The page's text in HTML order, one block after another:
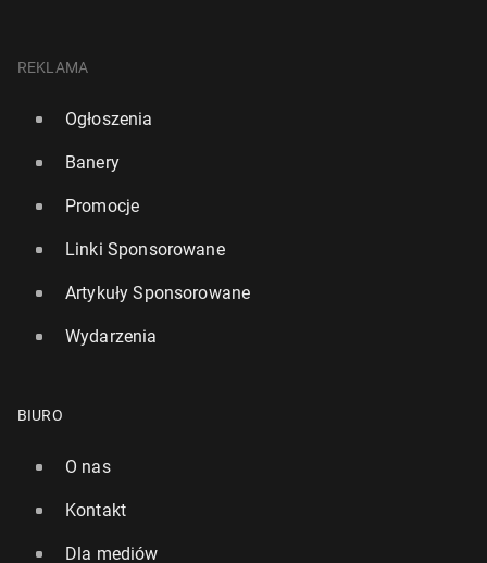
REKLAMA
Ogłoszenia
Banery
Promocje
Linki Sponsorowane
Artykuły Sponsorowane
Wydarzenia
BIURO
O nas
Kontakt
Dla mediów